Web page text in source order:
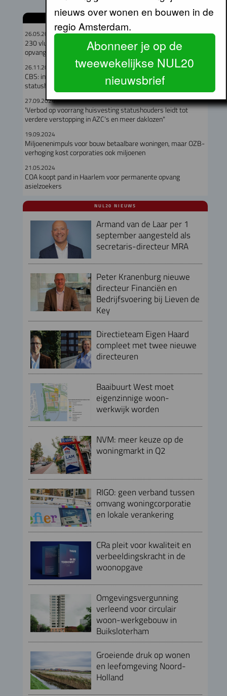
GERELATEERDE ARTIKELEN
26.05.2026
230 vluchtelingen krijgen plek in Amsterdamse
opvanglocaties
26.11.2025
CBS: in 2023 iets meer corporatiewoningen voor
statushouders
27.09.2024
'Verbod op voorrang huisvesting statushouders leidt tot
verdere verstopping in AZC's en meer daklozen"
19.09.2024
Miljoenenimpuls voor bouw betaalbare woningen, maar OZB-
verhoging kost corporaties ook miljoenen
21.05.2024
COA koopt pand in Haarlem voor permanente opvang
asielzoekers
NUL20 NIEUWS
Armand van de Laar per 1
september aangesteld als
secretaris-directeur MRA
Peter Kranenburg nieuwe
directeur Financiën en
Bedrijfsvoering bij Lieven de
Key
Directieteam Eigen Haard
compleet met twee nieuwe
directeuren
Baaibuurt West moet
eigenzinnige woon-
werkwijk worden
NVM: meer keuze op de
woningmarkt in Q2
RIGO: geen verband tussen
omvang woningcorporatie
en lokale verankering
CRa pleit voor kwaliteit en
verbeeldingskracht in de
woonopgave
Omgevingsvergunning
verleend voor circulair
woon-werkgebouw in
Buiksloterham
Groeiende druk op wonen
en leefomgeving Noord-
Holland
nieuws over wonen en bouwen in de
regio Amsterdam.
Abonneer je op de
tweewekelijkse NUL20
nieuwsbrief